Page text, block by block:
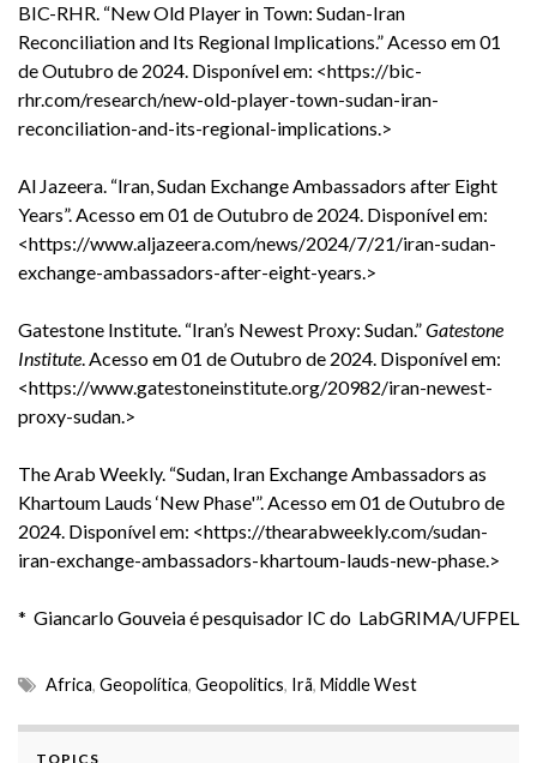
BIC-RHR. “New Old Player in Town: Sudan-Iran
Reconciliation and Its Regional Implications.” Acesso em 01
de Outubro de 2024. Disponível em: <https://bic-
rhr.com/research/new-old-player-town-sudan-iran-
reconciliation-and-its-regional-implications.>
Al Jazeera. “Iran, Sudan Exchange Ambassadors after Eight
Years”. Acesso em 01 de Outubro de 2024. Disponível em:
<https://www.aljazeera.com/news/2024/7/21/iran-sudan-
exchange-ambassadors-after-eight-years.>
Gatestone Institute. “Iran’s Newest Proxy: Sudan.”Gatestone
Institute. Acesso em 01 de Outubro de 2024. Disponível em:
<https://www.gatestoneinstitute.org/20982/iran-newest-
proxy-sudan.>
The Arab Weekly. “Sudan, Iran Exchange Ambassadors as
Khartoum Lauds ‘New Phase'”. Acesso em 01 de Outubro de
2024. Disponível em: <https://thearabweekly.com/sudan-
iran-exchange-ambassadors-khartoum-lauds-new-phase.>
* Giancarlo Gouveia é pesquisador IC do LabGRIMA/UFPEL
Africa, Geopolítica, Geopolitics, Irã, Middle West
TOPICS